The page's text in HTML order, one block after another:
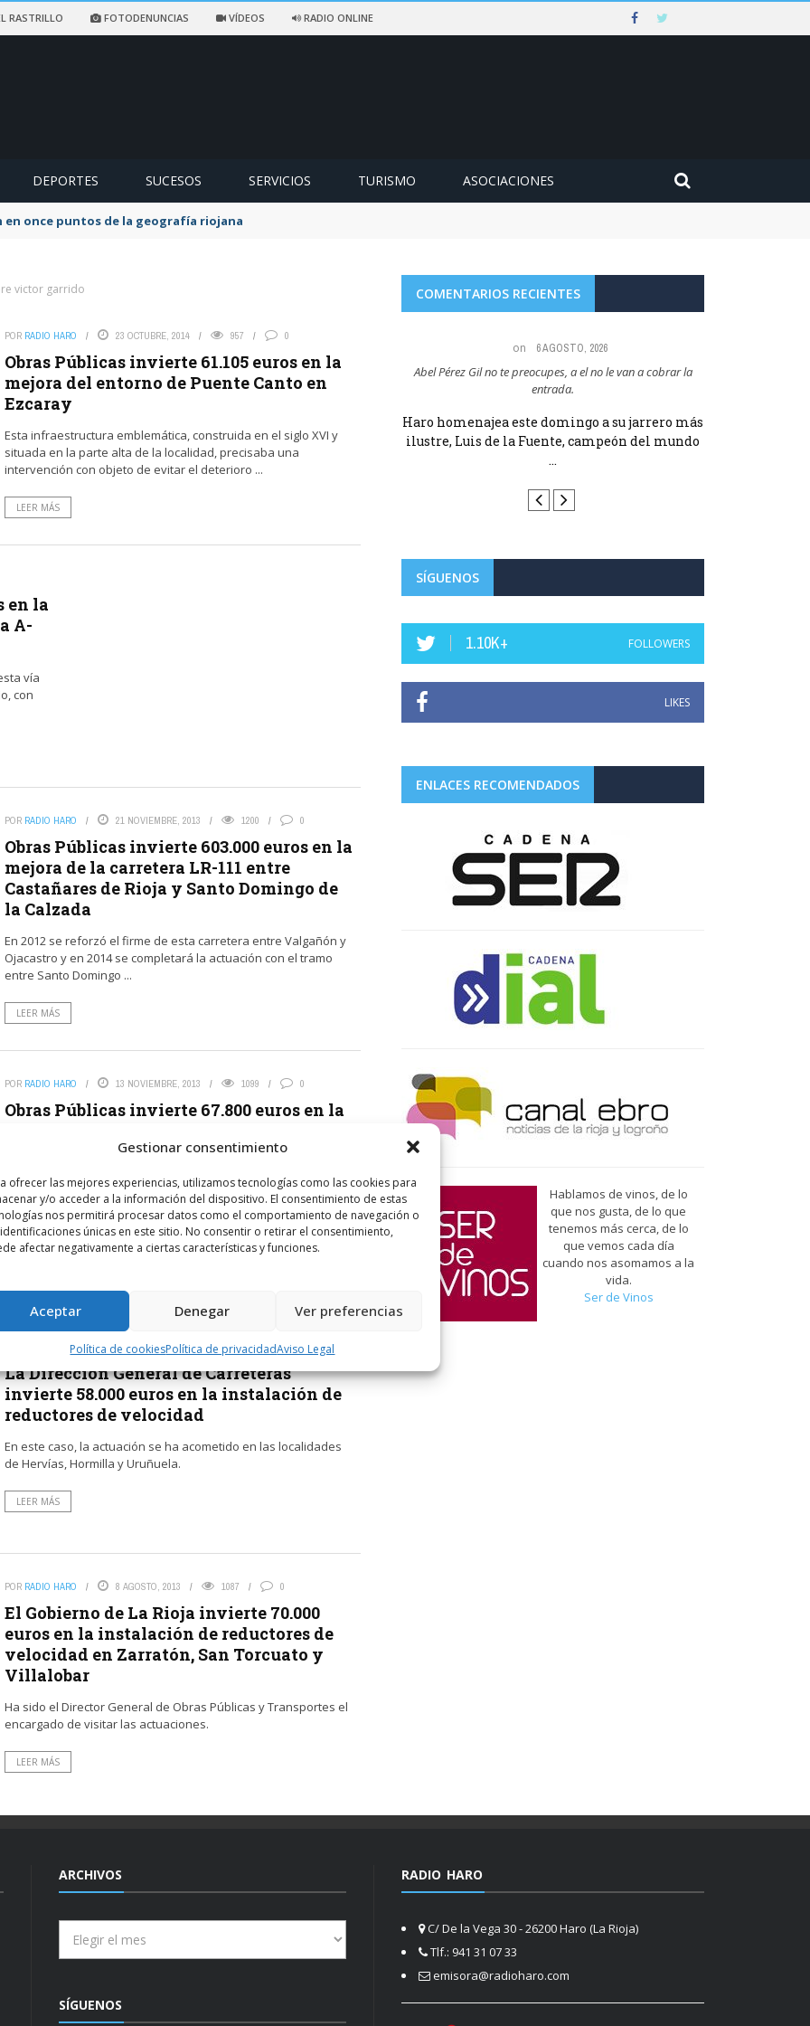
Gestionar consentimiento
ofrecer las mejores experiencias, utilizamos tecnologías como las cookies para
y/o acceder a la información del dispositivo. El consentimiento de estas
nos permitirá procesar datos como el comportamiento de navegación o
únicas en este sitio. No consentir o retirar el consentimiento,
afectar negativamente a ciertas características y funciones.
Aceptar Denegar Ver preferencias
Política de cookiesPolítica de privacidadAviso Legal
RASTRILLO FOTODENUNCIAS VÍDEOS RADIO ONLINE
DEPORTES SUCESOS SERVICIOS TURISMO ASOCIACIONES
en once puntos de la geografía riojana
victor garrido
POR RADIO HARO 23 OCTUBRE, 2014 957 0
Obras Públicas invierte 61.105 euros en la
mejora del entorno de Puente Canto en
Ezcaray
Esta infraestructura emblemática, construida en el siglo XVI y
situada en la parte alta de la localidad, precisaba una
intervención con objeto de evitar el deterioro ...
LEER MÁS
en la
A-
vía
con
POR RADIO HARO 21 NOVIEMBRE, 2013 1200 0
Obras Públicas invierte 603.000 euros en la
mejora de la carretera LR-111 entre
Castañares de Rioja y Santo Domingo de
la Calzada
En 2012 se reforzó el firme de esta carretera entre Valgañón y
Ojacastro y en 2014 se completará la actuación con el tramo
entre Santo Domingo ...
LEER MÁS
POR RADIO HARO 13 NOVIEMBRE, 2013 1099 0
Obras Públicas invierte 67.800 euros en la
vial en los accesos por carretera a Nájera,
Herramélluri y Cihuri
El director general de Obras Públicas y Transportes, Víctor
Garrido, ha supervisado estos nuevos elementos de
seguridad vial.
RADIO HARO 10 AGOSTO, 2013 1143 0
La Dirección General de Carreteras
invierte 58.000 euros en la instalación de
reductores de velocidad
En este caso, la actuación se ha acometido en las localidades
de Hervías, Hormilla y Uruñuela.
LEER MÁS
POR RADIO HARO 8 AGOSTO, 2013 1087 0
El Gobierno de La Rioja invierte 70.000
euros en la instalación de reductores de
velocidad en Zarratón, San Torcuato y
Villalobar
Ha sido el Director General de Obras Públicas y Transportes el
encargado de visitar las actuaciones.
LEER MÁS
COMENTARIOS RECIENTES
Lo que queda del Psoe a lo suyo. La lio yo y la culpa de los ...
recaudación de ...
on 6 AGOSTO, 2026
Abel Pérez Gil no te preocupes, a el no le van a cobrar la
entrada.
Haro homenajea este domingo a su jarrero más
ilustre, Luis de la Fuente, campeón del mundo
...
SÍGUENOS
1.10K+ FOLLOWERS
LIKES
ENLACES RECOMENDADOS
Hablamos de vinos, de lo
que nos gusta, de lo que
tenemos más cerca, de lo
que vemos cada día
cuando nos asomamos a la
vida.
Ser de Vinos
ARCHIVOS
SÍGUENOS
RADIO HARO
C/ De la Vega 30 - 26200 Haro (La Rioja)
Tlf.: 941 31 07 33
emisora@radioharo.com